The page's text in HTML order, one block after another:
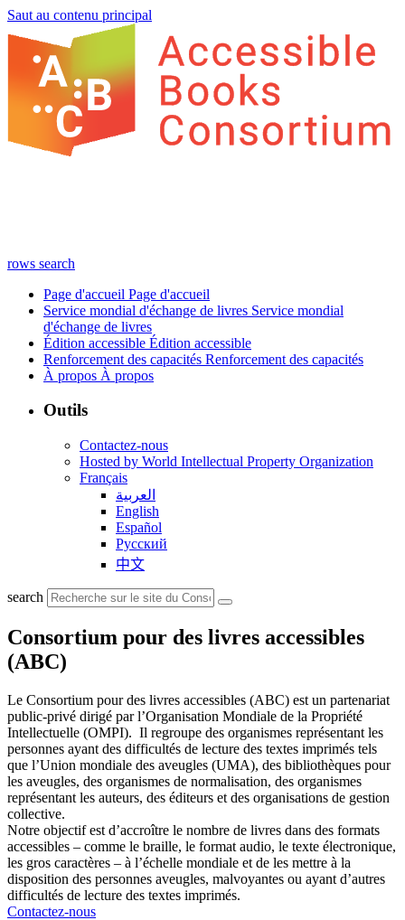
Saut au contenu principal
rows search
Page d'accueil Page d'accueil
Service mondial d'échange de livres Service mondial
d'échange de livres
Édition accessible Édition accessible
Renforcement des capacités Renforcement des capacités
À propos À propos
Outils
Contactez-nous
Hosted by World Intellectual Property Organization
Français
العربية
English
Español
Русский
中文
search
Consortium pour des livres accessibles
(ABC)
Le Consortium pour des livres accessibles (ABC) est un partenariat
public-privé dirigé par l’Organisation Mondiale de la Propriété
Intellectuelle (OMPI). Il regroupe des organismes représentant les
personnes ayant des difficultés de lecture des textes imprimés tels
que l’Union mondiale des aveugles (UMA), des bibliothèques pour
les aveugles, des organismes de normalisation, des organismes
représentant les auteurs, des éditeurs et des organisations de gestion
collective.
Notre objectif est d’accroître le nombre de livres dans des formats
accessibles – comme le braille, le format audio, le texte électronique,
les gros caractères – à l’échelle mondiale et de les mettre à la
disposition des personnes aveugles, malvoyantes ou ayant d’autres
difficultés de lecture des textes imprimés.
Contactez-nous